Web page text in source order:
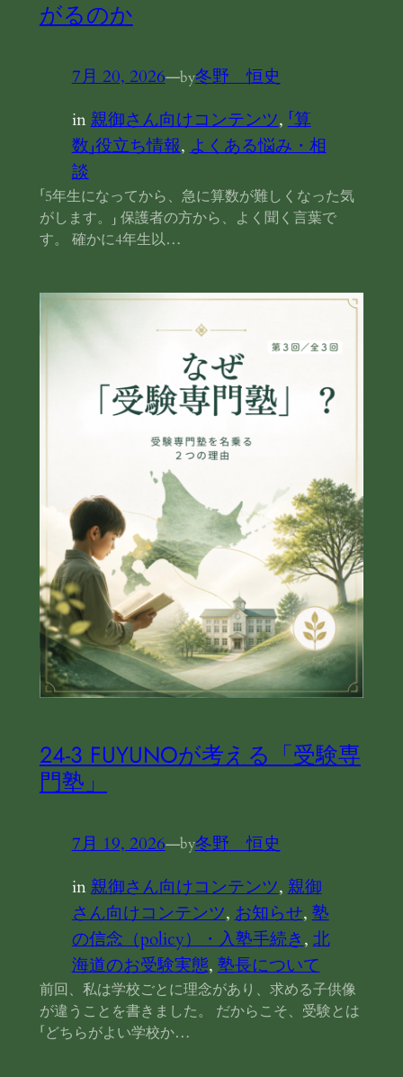
がるのか
7月 20, 2026—by冬野 恒史
in親御さん向けコンテンツ, 「算
数」役立ち情報, よくある悩み・相
談
「5年生になってから、急に算数が難しくなった気
がします。」 保護者の方から、よく聞く言葉で
す。 確かに4年生以…
24‐3 FUYUNOが考える「受験専
門塾」
7月 19, 2026—by冬野 恒史
in親御さん向けコンテンツ, 親御
さん向けコンテンツ, お知らせ, 塾
の信念（policy）・入塾手続き, 北
海道のお受験実態, 塾長について
前回、私は学校ごとに理念があり、求める子供像
が違うことを書きました。 だからこそ、受験とは
「どちらがよい学校か…